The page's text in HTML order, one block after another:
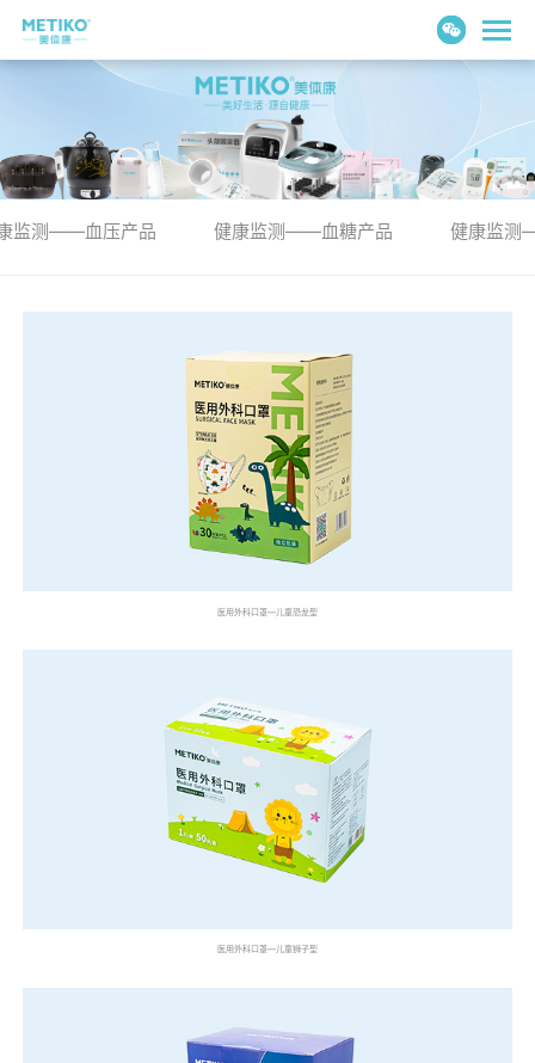
监测——血压产品 健康监测——血糖产品 健康监测
医用外科口罩—儿童恐龙型
医用外科口罩—儿童狮子型